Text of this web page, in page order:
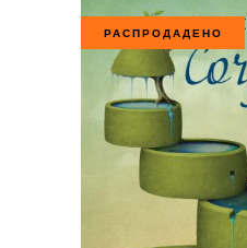
РАСПРОДАДЕНО